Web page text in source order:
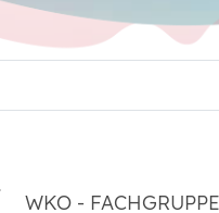
WKO -